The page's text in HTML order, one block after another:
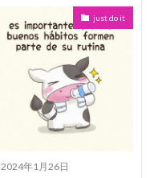
just do it
2024年1月26日